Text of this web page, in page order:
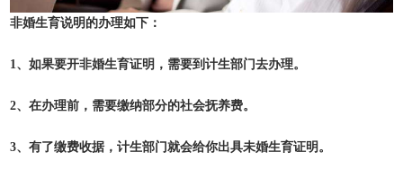
非婚生育说明的办理如下：
1、如果要开非婚生育证明，需要到计生部门去办理。
2、在办理前，需要缴纳部分的社会抚养费。
3、有了缴费收据，计生部门就会给你出具未婚生育证明。